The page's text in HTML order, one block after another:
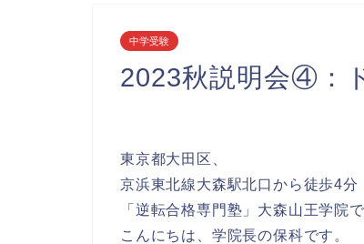
中学受験
2023秋説明会④：
東京都大田区、
京浜東北線大森駅北口から徒歩4分
「逆転合格専門塾」大森山王学院で
こんにちは、学院長の保科です。